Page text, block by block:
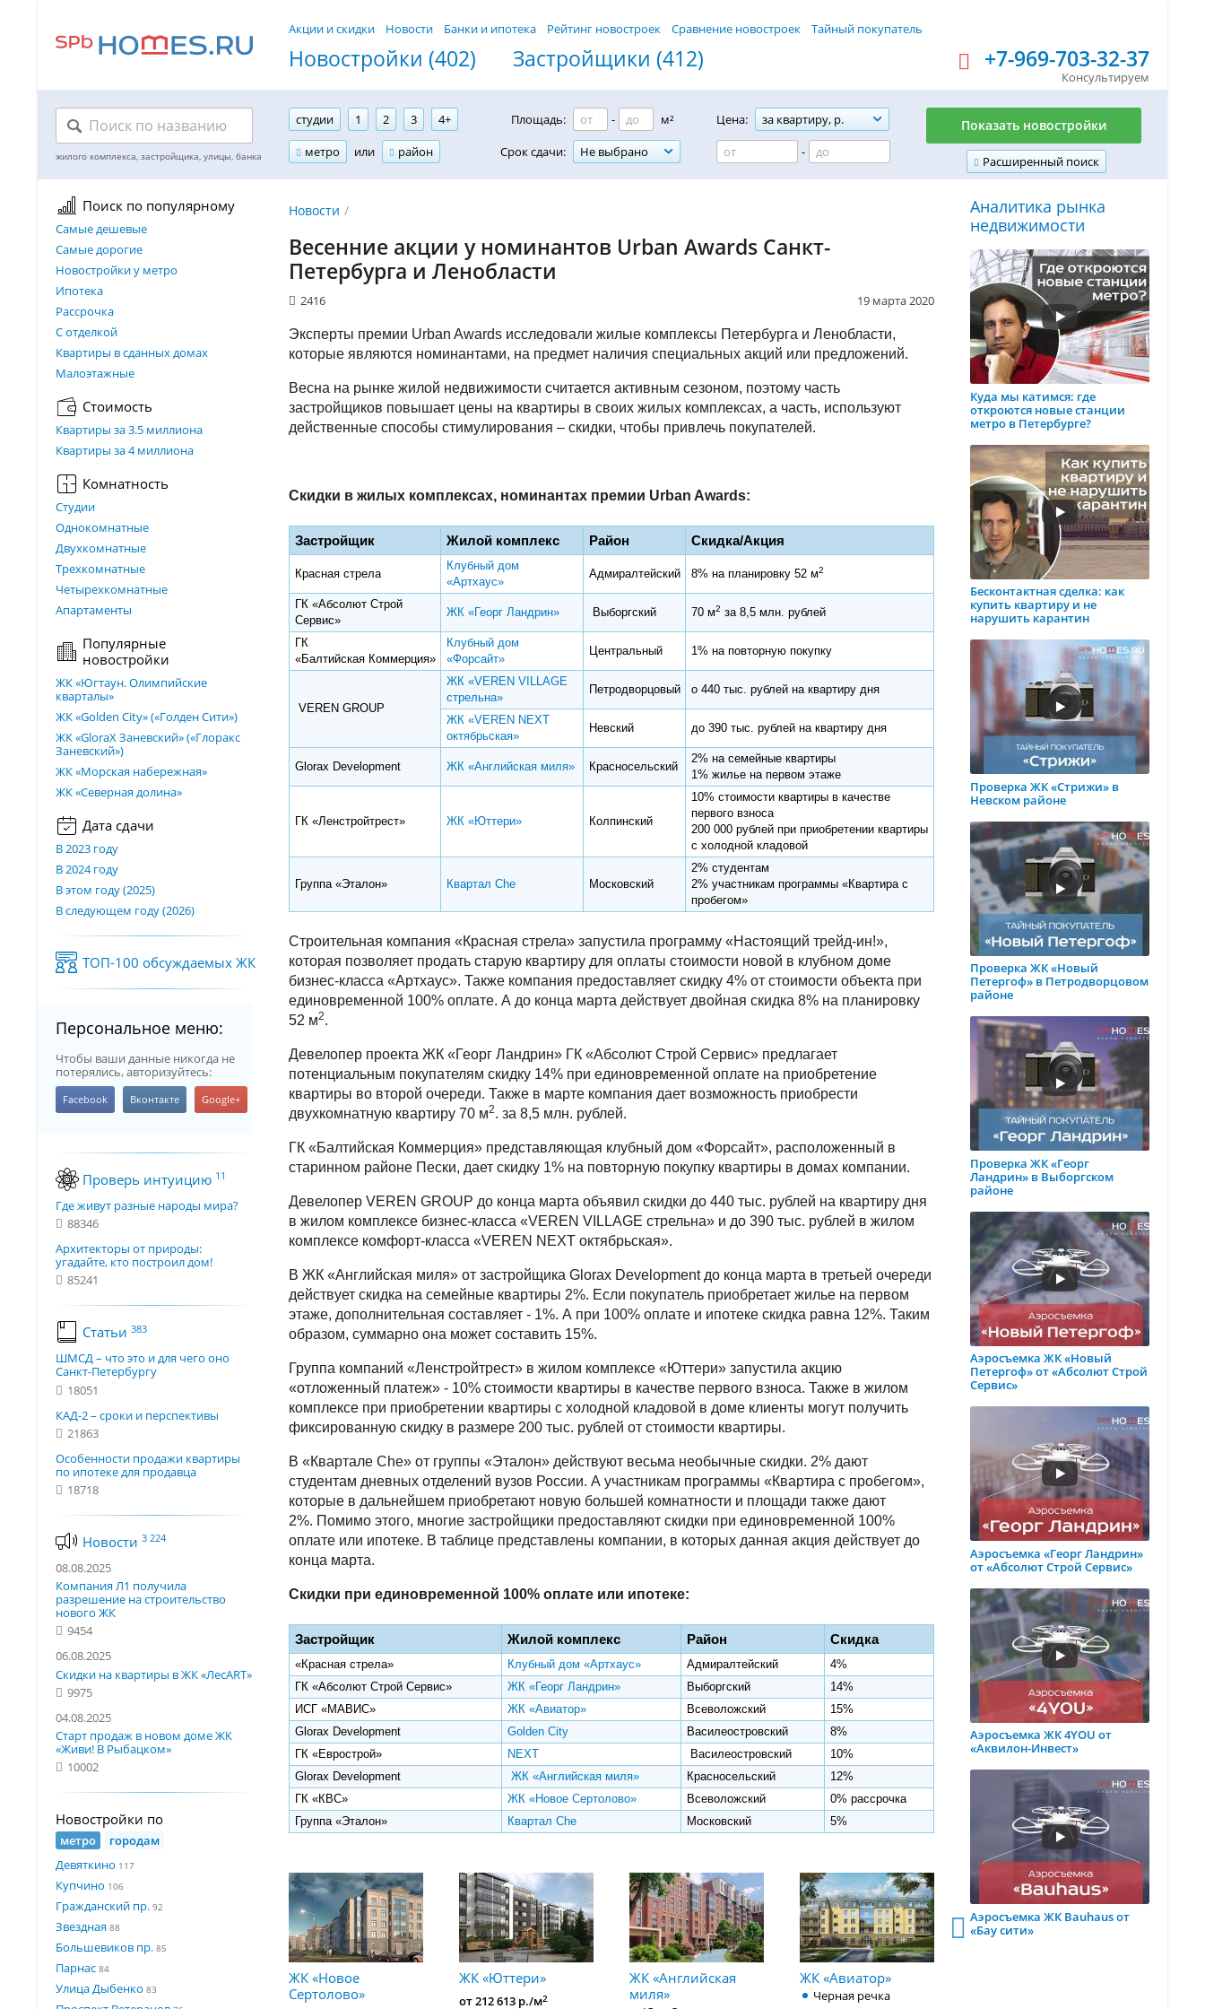
Акции и скидки Новости Банки и ипотека Рейтинг новостроек Сравнение новостроек Тайный покупатель
Новостройки (402) Застройщики (412) +7-969-703-32-37
Консультируем
студии 1 2 3
4+
метро
или район
Площадь: -
м²
Срок сдачи:
Не выбрано
Цена:
за квартиру, р.
-
Расширенный поиск
Показать новостройки
Поиск по популярному
Самые дешевые
Самые дорогие
Новостройки у метро
Ипотека
Рассрочка
С отделкой
Квартиры в сданных домах
Малоэтажные
Стоимость
Квартиры за 3.5 миллиона
Квартиры за 4 миллиона
Комнатность
Студии
Однокомнатные
Двухкомнатные
Трехкомнатные
Четырехкомнатные
Апартаменты
Популярные
новостройки
ЖК «Югтаун. Олимпийские
кварталы»
ЖК «Golden City» («Голден Сити»)
ЖК «GloraX Заневский»​ («Глоракс
Заневский»)
ЖК «Морская набережная»
ЖК «Северная долина»
Дата сдачи
В 2023 году
В 2024 году
В этом году (2025)
В следующем году (2026)
ТОП-100 обсуждаемых ЖК
Персональное меню:
Чтобы ваши данные никогда не
потерялись, авторизуйтесь:
Проверь интуицию 11
Где живут разные народы мира?
88346
Архитекторы от природы:
угадайте, кто построил дом!
85241
Статьи 383
ШМСД – что это и для чего оно
Санкт-Петербургу
18051
КАД-2 – сроки и перспективы
21863
Особенности продажи квартиры
по ипотеке для продавца
18718
Новости 3 224
08.08.2025
Компания Л1 получила
разрешение на строительство
нового ЖК
9454
06.08.2025
Скидки на квартиры в ЖК «ЛесART»
9975
04.08.2025
Старт продаж в новом доме ЖК
«Живи! В Рыбацком»
10002
Новостройки по
метро
городам
Девяткино 117
Купчино 106
Гражданский пр. 92
Звездная 88
Большевиков пр. 85
Парнас 84
Улица Дыбенко 83
Новости
Весенние акции у номинантов Urban Awards Санкт-
Петербурга и Ленобласти
19 марта 2020
2416
Эксперты премии Urban Awards исследовали жилые комплексы Петербурга и Ленобласти,
которые являются номинантами, на предмет наличия специальных акций или предложений.
Весна на рынке жилой недвижимости считается активным сезоном, поэтому часть
застройщиков повышает цены на квартиры в своих жилых комплексах, а часть, используют
действенные способы стимулирования – скидки, чтобы привлечь покупателей.
Скидки в жилых комплексах, номинантах премии Urban Awards:
Застройщик Жилой комплекс Район Скидка/Акция
Красная стрела
Клубный дом
«Артхаус»
Адмиралтейский 8% на планировку 52 м2
ГК «Абсолют Строй
Сервис»
ЖК «Георг Ландрин» Выборгский 70 м2 за 8,5 млн. рублей
ГК
«Балтийская Коммерция»
Клубный дом
«Форсайт»
Центральный 1% на повторную покупку
VEREN GROUP
ЖК «VEREN VILLAGE
стрельна»
Петродворцовый о 440 тыс. рублей на квартиру дня
ЖК «VEREN NEXT
октябрьская»
Невский до 390 тыс. рублей на квартиру дня
Glorax Development ЖК «Английская миля» Красносельский
2% на семейные квартиры
1% жилье на первом этаже
ГК «Ленстройтрест» ЖК «Юттери» Колпинский
10% стоимости квартиры в качестве
первого взноса
200 000 рублей при приобретении квартиры
с холодной кладовой
Группа «Эталон» Квартал Che Московский
2% студентам
2% участникам программы «Квартира с
пробегом»
Строительная компания «Красная стрела» запустила программу «Настоящий трейд-ин!»,
которая позволяет продать старую квартиру для оплаты стоимости новой в клубном доме
бизнес-класса «Артхаус». Также компания предоставляет скидку 4% от стоимости объекта при
единовременной 100% оплате. А до конца марта действует двойная скидка 8% на планировку
52 м2.
Девелопер проекта ЖК «Георг Ландрин» ГК «Абсолют Строй Сервис» предлагает
потенциальным покупателям скидку 14% при единовременной оплате на приобретение
квартиры во второй очереди. Также в марте компания дает возможность приобрести
двухкомнатную квартиру 70 м2. за 8,5 млн. рублей.
ГК «Балтийская Коммерция» представляющая клубный дом «Форсайт», расположенный в
старинном районе Пески, дает скидку 1% на повторную покупку квартиры в домах компании.
Девелопер VEREN GROUP до конца марта объявил скидки до 440 тыс. рублей на квартиру дня
в жилом комплексе бизнес-класса «VEREN VILLAGE стрельна» и до 390 тыс. рублей в жилом
комплексе комфорт-класса «VEREN NEXT октябрьская».
В ЖК «Английская миля» от застройщика Glorax Development до конца марта в третьей очереди
действует скидка на семейные квартиры 2%. Если покупатель приобретает жилье на первом
этаже, дополнительная составляет - 1%. А при 100% оплате и ипотеке скидка равна 12%. Таким
образом, суммарно она может составить 15%.
Группа компаний «Ленстройтрест» в жилом комплексе «Юттери» запустила акцию
«отложенный платеж» - 10% стоимости квартиры в качестве первого взноса. Также в жилом
комплексе при приобретении квартиры с холодной кладовой в доме клиенты могут получить
фиксированную скидку в размере 200 тыс. рублей от стоимости квартиры.
В «Квартале Che» от группы «Эталон» действуют весьма необычные скидки. 2% дают
студентам дневных отделений вузов России. А участникам программы «Квартира с пробегом»,
которые в дальнейшем приобретают новую большей комнатности и площади также дают
2%. Помимо этого, многие застройщики предоставляют скидки при единовременной 100%
оплате или ипотеке. В таблице представлены компании, в которых данная акция действует до
конца марта.
Скидки при единовременной 100% оплате или ипотеке:
Застройщик Жилой комплекс Район Скидка
«Красная стрела» Клубный дом «Артхаус» Адмиралтейский
4%
ГК «Абсолют Строй Сервис»
ЖК «Георг Ландрин» Выборгский
14%
ИСГ «МАВИС»
ЖК «Авиатор» Всеволожский
15%
Glorax Development
Golden City Василеостровский
8%
ГК «Еврострой»
NEXT Василеостровский
10%
Glorax Development
ЖК «Английская миля» Красносельский
12%
ГК «КВС»
ЖК «Новое Сертолово» Всеволожский
0% рассрочка
Группа «Эталон»
Квартал Che Московский 5%
ЖК «Новое
Сертолово»
ЖК «Юттери»
от 212 613 р./м2
ЖК «Английская
миля»
ЖК «Авиатор»
Черная речка
Аналитика рынка
недвижимости
Куда мы катимся: где
откроются новые станции
метро в Петербурге?
Бесконтактная сделка: как
купить квартиру и не
нарушить карантин
Проверка ЖК «Стрижи» в
Невском районе
Проверка ЖК «Новый
Петергоф» в Петродворцовом
районе
Проверка ЖК «Георг
Ландрин» в Выборгском
районе
Аэросъемка ЖК «Новый
Петергоф» от «Абсолют Строй
Сервис»
Аэросъемка «Георг Ландрин»
от «Абсолют Строй Сервис»
Аэросъемка ЖК 4YOU от
«Аквилон-Инвест»
Аэросъемка ЖК Bauhaus от
«Бау сити»